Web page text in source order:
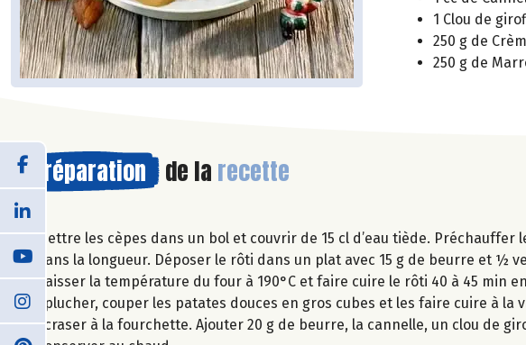
1 Clou de
250 g de
250 g de
Préparation de la recette
Mettre les cèpes dans un bol et couvrir de 15 cl d’eau tiède. Préchauffer
dans la longueur. Déposer le rôti dans un plat avec 15 g de beurre et ½
Baisser la température du four à 190°C et faire cuire le rôti 40 à 45 min
Eplucher, couper les patates douces en gros cubes et les faire cuire à
écraser à la fourchette. Ajouter 20 g de beurre, la cannelle, un clou de